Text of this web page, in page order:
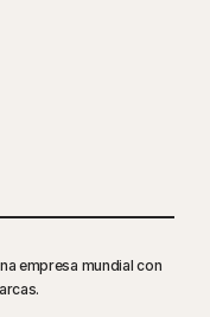
empresa mundial con